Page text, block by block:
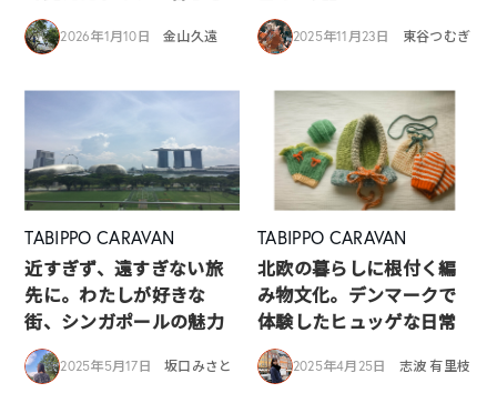
2026年1月10日 金山久遠 2025年11月23日 東谷つむぎ
TABIPPO CARAVAN
近すぎず、遠すぎない旅
先に。わたしが好きな
街、シンガポールの魅力
2025年5月17日 坂口みさと
TABIPPO CARAVAN
北欧の暮らしに根付く編
み物文化。デンマークで
体験したヒュッゲな日常
2025年4月25日 志波 有里枝